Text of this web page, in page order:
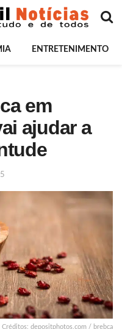
ENTRETENIMENTO
em
ajudar a
depositphotos.com / brebca